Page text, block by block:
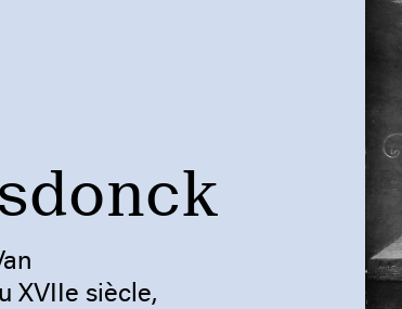
XVIIe siècle,